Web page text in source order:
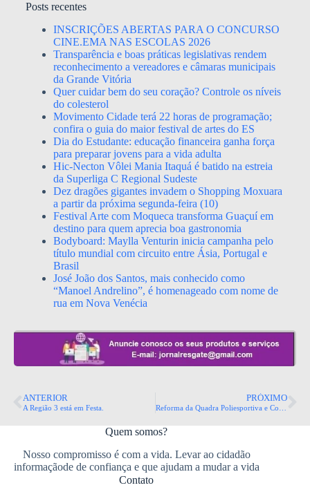
Posts recentes
INSCRIÇÕES ABERTAS PARA O CONCURSO
CINE.EMA NAS ESCOLAS 2026
Transparência e boas práticas legislativas rendem
reconhecimento a vereadores e câmaras municipais
da Grande Vitória
Quer cuidar bem do seu coração? Controle os níveis
do colesterol
Movimento Cidade terá 22 horas de programação;
confira o guia do maior festival de artes do ES
Dia do Estudante: educação financeira ganha força
para preparar jovens para a vida adulta
Hic-Necton Vôlei Mania Itaquá é batido na estreia
da Superliga C Regional Sudeste
Dez dragões gigantes invadem o Shopping Moxuara
a partir da próxima segunda-feira (10)
Festival Arte com Moqueca transforma Guaçuí em
destino para quem aprecia boa gastronomia
Bodyboard: Maylla Venturin inicia campanha pelo
título mundial com circuito entre Ásia, Portugal e
Brasil
José João dos Santos, mais conhecido como
“Manoel Andrelino”, é homenageado com nome de
rua em Nova Venécia
ANTERIOR
A Região 3 está em Festa.
PRÓXIMO
Quem somos?
Nosso compromisso é com a vida. Levar ao cidadão
informaçãode de confiança e que ajudam a mudar a vida
Contato